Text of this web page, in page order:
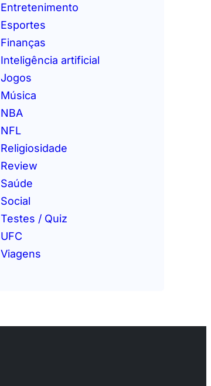
Entretenimento
Esportes
Finanças
Inteligência artificial
Jogos
Música
NBA
NFL
Religiosidade
Review
Saúde
Social
Testes / Quiz
UFC
Viagens